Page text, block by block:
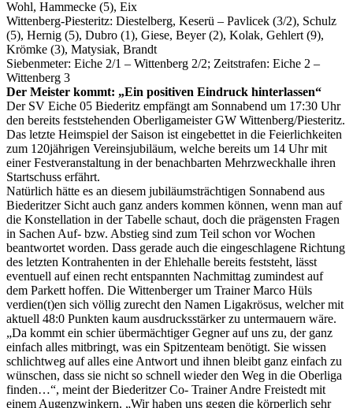
Wohl, Hammecke (5), Eix
Wittenberg-Piesteritz: Diestelberg, Keserü – Pavlicek (3/2), Schulz
(5), Hernig (5), Dubro (1), Giese, Beyer (2), Kolak, Gehlert (9),
Krömke (3), Matysiak, Brandt
Siebenmeter: Eiche 2/1 – Wittenberg 2/2; Zeitstrafen: Eiche 2 –
Wittenberg 3
Der Meister kommt: „Ein positiven Eindruck hinterlassen“
Der SV Eiche 05 Biederitz empfängt am Sonnabend um 17:30 Uhr
den bereits feststehenden Oberligameister GW Wittenberg/Piesteritz.
Das letzte Heimspiel der Saison ist eingebettet in die Feierlichkeiten
zum 120jährigen Vereinsjubiläum, welche bereits um 14 Uhr mit
einer Festveranstaltung in der benachbarten Mehrzweckhalle ihren
Startschuss erfährt.
Natürlich hätte es an diesem jubiläumsträchtigen Sonnabend aus
Biederitzer Sicht auch ganz anders kommen können, wenn man auf
die Konstellation in der Tabelle schaut, doch die prägensten Fragen
in Sachen Auf- bzw. Abstieg sind zum Teil schon vor Wochen
beantwortet worden. Dass gerade auch die eingeschlagene Richtung
des letzten Kontrahenten in der Ehlehalle bereits feststeht, lässt
eventuell auf einen recht entspannten Nachmittag zumindest auf
dem Parkett hoffen. Die Wittenberger um Trainer Marco Hüls
verdien(t)en sich völlig zurecht den Namen Ligakrösus, welcher mit
aktuell 48:0 Punkten kaum ausdrucksstärker zu untermauern wäre.
„Da kommt ein schier übermächtiger Gegner auf uns zu, der ganz
einfach alles mitbringt, was ein Spitzenteam benötigt. Sie wissen
schlichtweg auf alles eine Antwort und ihnen bleibt ganz einfach zu
wünschen, dass sie nicht so schnell wieder den Weg in die Oberliga
finden…“, meint der Biederitzer Co- Trainer Andre Freistedt mit
einem Augenzwinkern. „Wir haben uns gegen die körperlich sehr